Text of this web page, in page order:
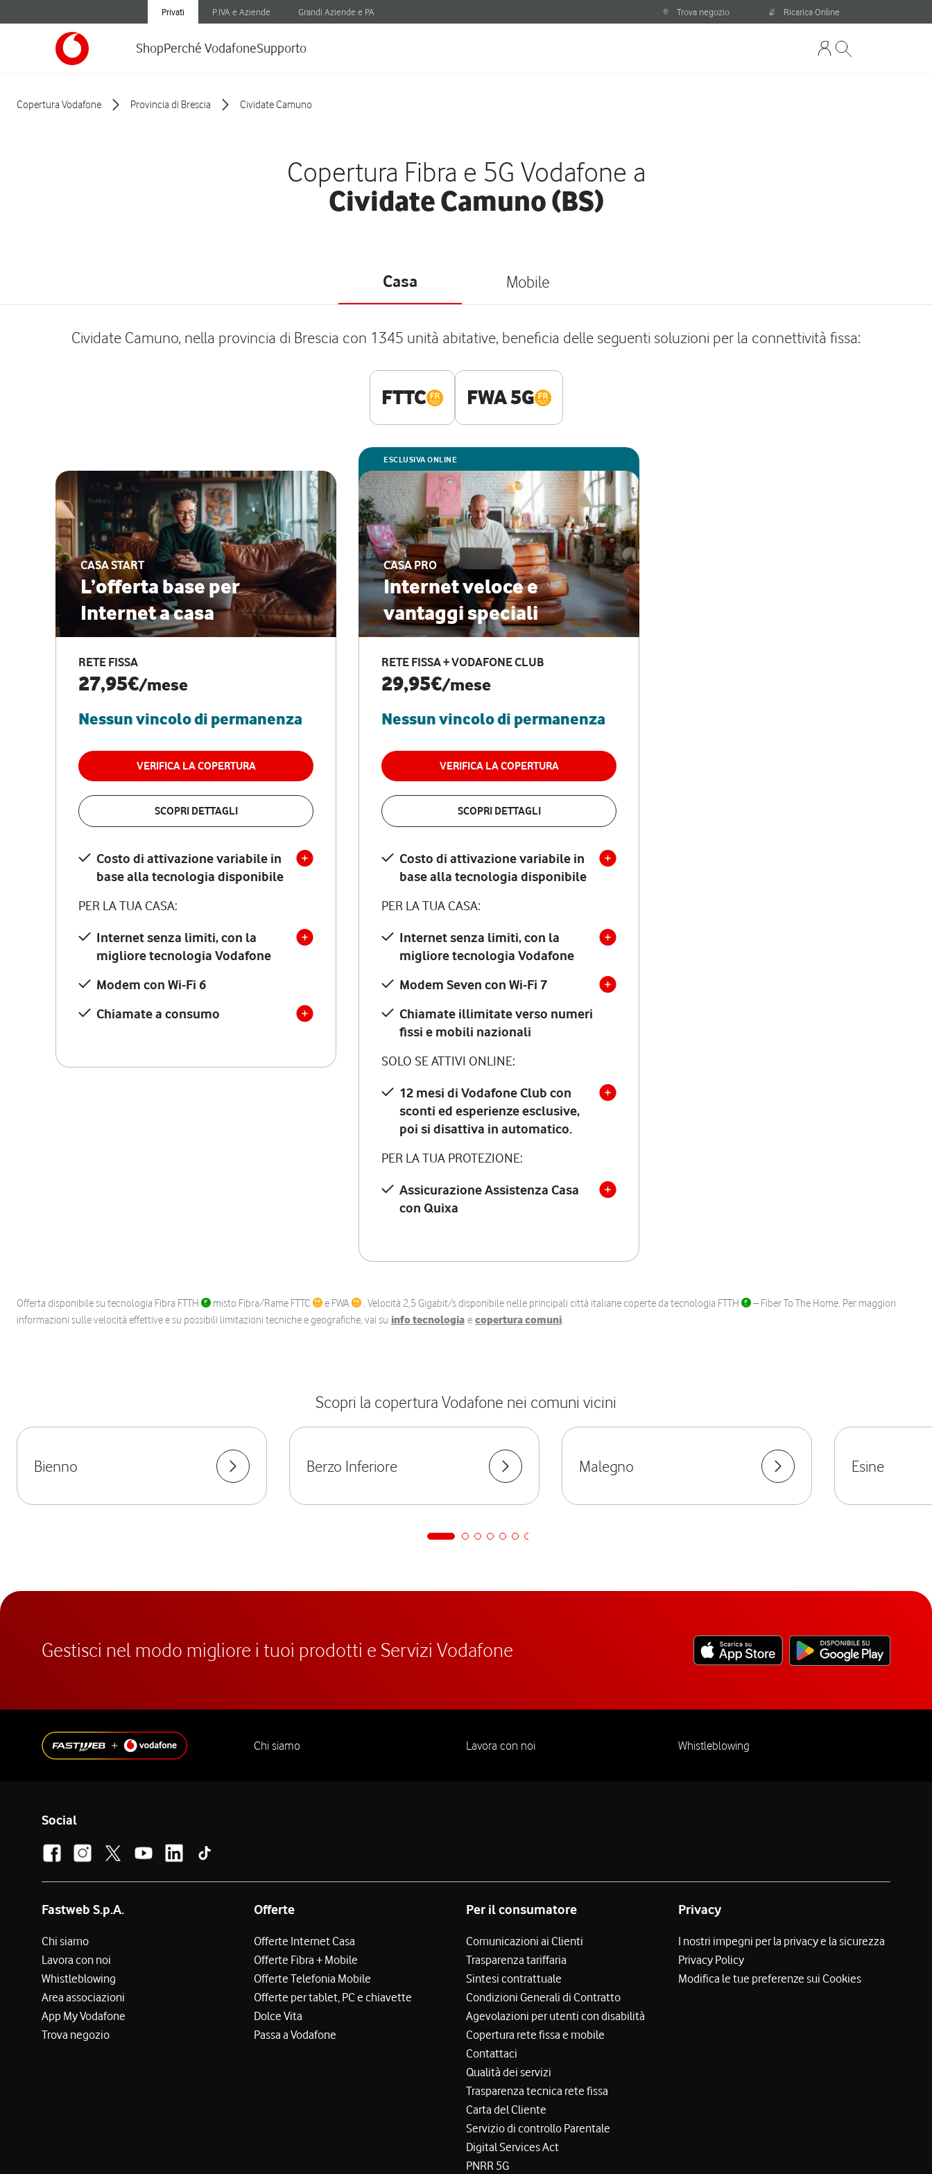
Privati P.IVA e Aziende Grandi Aziende e PA Trova negozio Ricarica Online
ShopPerché VodafoneSupporto
Copertura Vodafone Provincia di Brescia Cividate Camuno
Copertura Fibra e 5G Vodafone a
Cividate Camuno (BS)
Casa Mobile
Cividate Camuno, nella provincia di Brescia con 1345 unità abitative, beneficia delle seguenti soluzioni per la connettività fissa:
FTTC FWA 5G
CASA START
L’offerta base per
Internet a casa
RETE FISSA
27,95€/mese
Nessun vincolo di permanenza
VERIFICA LA COPERTURA
SCOPRI DETTAGLI
Costo di attivazione variabile in
base alla tecnologia disponibile
PER LA TUA CASA:
Internet senza limiti, con la
migliore tecnologia Vodafone
Modem con Wi-Fi 6
Chiamate a consumo
ESCLUSIVA ONLINE
CASA PRO
Internet veloce e
vantaggi speciali
RETE FISSA + VODAFONE CLUB
29,95€/mese
Nessun vincolo di permanenza
VERIFICA LA COPERTURA
SCOPRI DETTAGLI
Costo di attivazione variabile in
base alla tecnologia disponibile
PER LA TUA CASA:
Internet senza limiti, con la
migliore tecnologia Vodafone
Modem Seven con Wi-Fi 7
Chiamate illimitate verso numeri
fissi e mobili nazionali
SOLO SE ATTIVI ONLINE:
12 mesi di Vodafone Club con
sconti ed esperienze esclusive,
poi si disattiva in automatico.
PER LA TUA PROTEZIONE:
Assicurazione Assistenza Casa
con Quixa
Offerta disponibile su tecnologia Fibra FTTH misto Fibra/Rame FTTC e FWA . Velocità 2,5 Gigabit/s disponibile nelle principali città italiane coperte da tecnologia FTTH
– Fiber To The Home. Per maggiori
informazioni sulle velocità effettive e su possibili limitazioni tecniche e geografiche, vai su info tecnologia e copertura comuni.
Scopri la copertura Vodafone nei comuni vicini
Bienno Berzo Inferiore Malegno Esine
Gestisci nel modo migliore i tuoi prodotti e Servizi Vodafone
Chi siamo Lavora con noi Whistleblowing
Social
Fastweb S.p.A.
Chi siamo
Lavora con noi
Whistleblowing
Area associazioni
App My Vodafone
Trova negozio
Offerte
Offerte Internet Casa
Offerte Fibra + Mobile
Offerte Telefonia Mobile
Offerte per tablet, PC e chiavette
Dolce Vita
Passa a Vodafone
Per il consumatore
Comunicazioni ai Clienti
Trasparenza tariffaria
Sintesi contrattuale
Condizioni Generali di Contratto
Agevolazioni per utenti con disabilità
Copertura rete fissa e mobile
Contattaci
Qualità dei servizi
Trasparenza tecnica rete fissa
Carta del Cliente
Servizio di controllo Parentale
Digital Services Act
PNRR 5G
Privacy
I nostri impegni per la privacy e la sicurezza
Privacy Policy
Modifica le tue preferenze sui Cookies